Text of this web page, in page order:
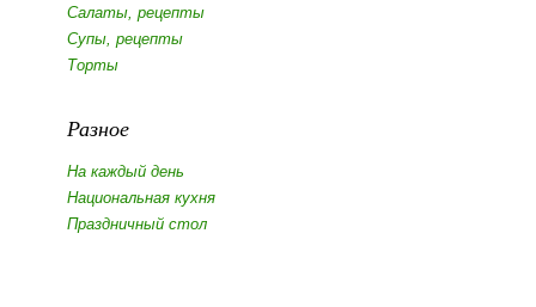
Салаты, рецепты
Супы, рецепты
Торты
Разное
На каждый день
Национальная кухня
Праздничный стол